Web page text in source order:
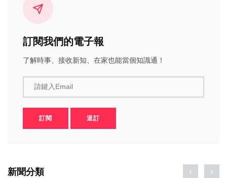
訂閱我們的電子報
了解時事、接收新知、在家也能當個知識通！
請鍵入Email
訂閱 退訂
新聞分類